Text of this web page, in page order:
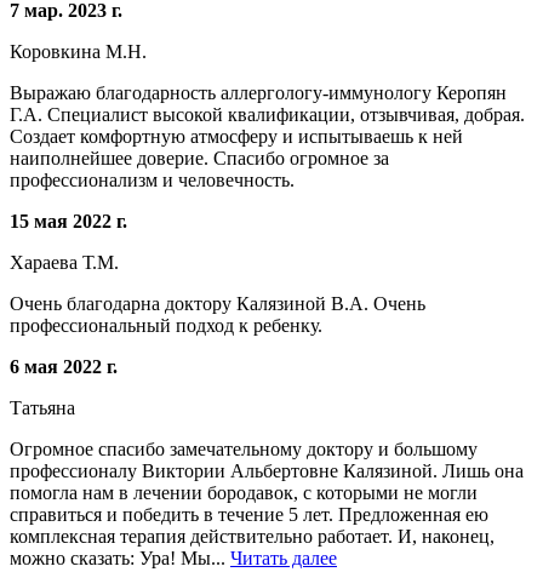
7 мар. 2023 г.
Коровкина М.Н.
Выражаю благодарность аллергологу-иммунологу Керопян
Г.А. Специалист высокой квалификации, отзывчивая, добрая.
Создает комфортную атмосферу и испытываешь к ней
наиполнейшее доверие. Спасибо огромное за
профессионализм и человечность.
15 мая 2022 г.
Хараева Т.М.
Очень благодарна доктору Калязиной В.А. Очень
профессиональный подход к ребенку.
6 мая 2022 г.
Татьяна
Огромное спасибо замечательному доктору и большому
профессионалу Виктории Альбертовне Калязиной. Лишь она
помогла нам в лечении бородавок, с которыми не могли
справиться и победить в течение 5 лет. Предложенная ею
комплексная терапия действительно работает. И, наконец,
можно сказать: Ура! Мы... Читать далее